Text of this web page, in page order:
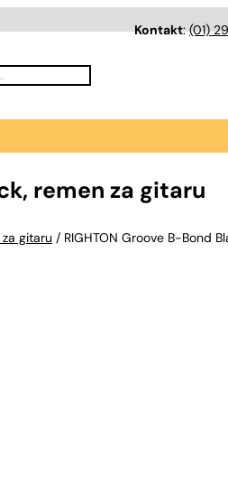
Kontakt:(01)
remen za gitaru
za gitaru / RIGHTON Groove B-Bond